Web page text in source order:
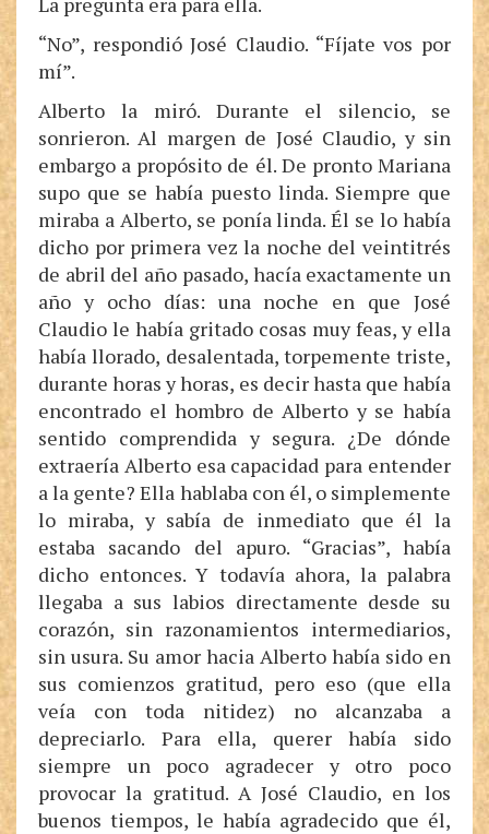
“No”, respondió José Claudio. “Fíjate vos por
mí”.
Alberto la miró. Durante el silencio, se
sonrieron. Al margen de José Claudio, y sin
embargo a propósito de él. De pronto Mariana
supo que se había puesto linda. Siempre que
miraba a Alberto, se ponía linda. Él se lo había
dicho por primera vez la noche del veintitrés
de abril del año pasado, hacía exactamente un
año y ocho días: una noche en que José
Claudio le había gritado cosas muy feas, y ella
había llorado, desalentada, torpemente triste,
durante horas y horas, es decir hasta que había
encontrado el hombro de Alberto y se había
sentido comprendida y segura. ¿De dónde
extraería Alberto esa capacidad para entender
a la gente? Ella hablaba con él, o simplemente
lo miraba, y sabía de inmediato que él la
estaba sacando del apuro. “Gracias”, había
dicho entonces. Y todavía ahora, la palabra
llegaba a sus labios directamente desde su
corazón, sin razonamientos intermediarios,
sin usura. Su amor hacia Alberto había sido en
sus comienzos gratitud, pero eso (que ella
veía con toda nitidez) no alcanzaba a
depreciarlo. Para ella, querer había sido
siempre un poco agradecer y otro poco
provocar la gratitud. A José Claudio, en los
buenos tiempos, le había agradecido que él,